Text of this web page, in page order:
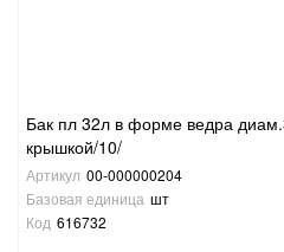
ЭЛЕКТРОМОНТАЖНЫЕ
Бак пл 32л в форме ведра
крышкой/10/
Артикул 00-000000204
Базовая единица шт
Код 616732